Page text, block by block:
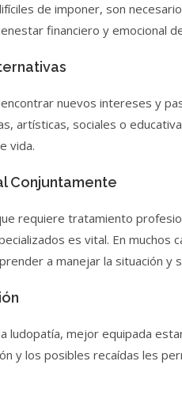
de imponer, son
financiero y emocional
nuevos intereses y
artísticas, sociales o
vida.
Conjuntamente
requiere tratamiento
es vital. En muchos
a manejar la situación y
ludopatía, mejor equipada
y los posibles recaídas les